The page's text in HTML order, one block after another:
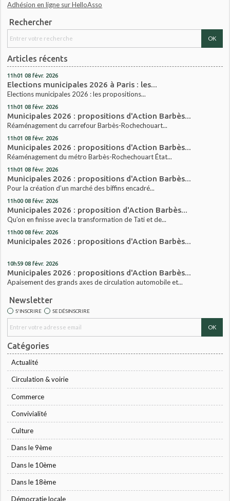
Adhésion en ligne sur HelloAsso
Rechercher
Articles récents
11h01 08 févr. 2026
Elections municipales 2026 à Paris : les...
Elections municipales 2026 : les propositions...
11h01 08 févr. 2026
Municipales 2026 : propositions d'Action Barbès...
Réaménagement du carrefour Barbès-Rochechouart...
11h01 08 févr. 2026
Municipales 2026 : propositions d'Action Barbès...
Réaménagement du métro Barbès-Rochechouart État...
11h01 08 févr. 2026
Municipales 2026 : propositions d'Action Barbès...
Pour la création d’un marché des biffins encadré...
11h00 08 févr. 2026
Municipales 2026 : proposition d'Action Barbès...
Qu’on en finisse avec la transformation de Tati et de...
11h00 08 févr. 2026
Municipales 2026 : propositions d'Action Barbès...
10h59 08 févr. 2026
Municipales 2026 : propositions d'Action Barbès...
Apaisement des grands axes de circulation automobile et...
Newsletter
S'INSCRIRE SE DÉSINSCRIRE
Catégories
Actualité
Circulation & voirie
Commerce
Convivialité
Culture
Dans le 9ème
Dans le 10ème
Dans le 18ème
Démocratie locale